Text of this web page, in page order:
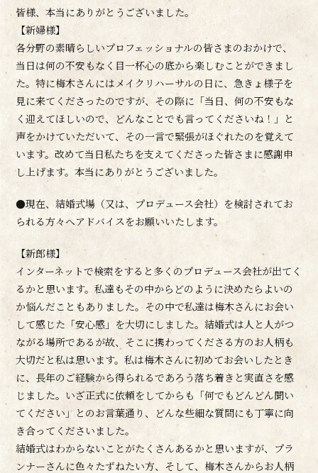
皆様、本当にありがとうございました。
【新婦様】
各分野の素晴らしいプロフェッショナルの皆さまのおかけで、
当日は何の不安もなく目一杯心の底から楽しむことができまし
た。特に梅木さんにはメイクリハーサルの日に、急きょ様子を
見に来てくださったのですが、その際に「当日、何の不安もな
く迎えてほしいので、どんなことでも言ってくださいね！」と
声をかけていただいて、その一言で緊張がほぐれたのを覚えて
います。改めて当日私たちを支えてくださった皆さまに感謝申
し上げます。本当にありがとうございました。
●現在、結婚式場（又は、プロデュース会社）を検討されてお
られる方々へアドバイスをお願いいたします。
【新郎様】
インターネットで検索をすると多くのプロデュース会社が出てく
るかと思います。私達もその中からどのように決めたらよいの
か悩んだこともありました。その中で私達は梅木さんにお会い
して感じた「安心感」を大切にしました。結婚式は人と人がつ
ながる場所であるが故、そこに携わってくださる方のお人柄も
大切だと私は思います。私は梅木さんに初めてお会いしたとき
に、長年のご経験から得られるであろう落ち着きと実直さを感
じました。いざ正式に依頼をしてからも「何でもどんどん聞い
てください」とのお言葉通り、どんな些細な質問にも丁寧に向
き合ってくださいました。
結婚式はわからないことがたくさんあるかと思いますが、プラ
ンナーさんに色々たずねたい方、そして、梅木さんからお人柄